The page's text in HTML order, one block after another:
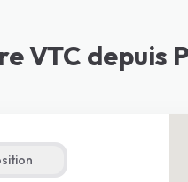
VTC depuis